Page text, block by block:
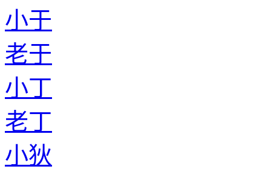
小于
老于
小丁
老丁
小狄